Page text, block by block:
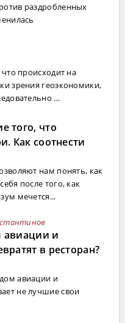
раздробленных
происходит на
зрения геоэкономики,
...
того, что
Как соотнести
нам понять, как
после того, как
мечется...
авиации и
в ресторан?
авиации и
не лучшие свои